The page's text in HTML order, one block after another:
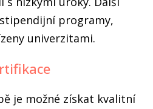
programy,
univerzitami.
je možné získat kvalitní